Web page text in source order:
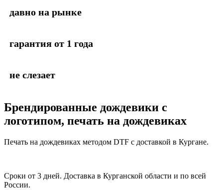
давно на рынке
гарантия от 1 года
не слезает
Брендированные дождевики с
логотипом, печать на дождевиках
Печать на дождевиках методом DTF с доставкой в Кургане.
Сроки от 3 дней. Доставка в Курганской области и по всей
России.